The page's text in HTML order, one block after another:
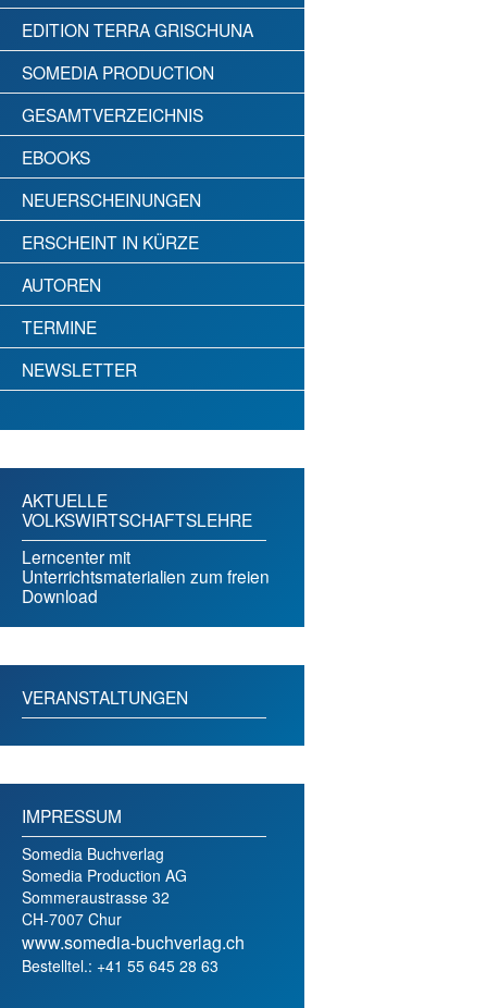
EDITION TERRA GRISCHUNA
SOMEDIA PRODUCTION
GESAMTVERZEICHNIS
EBOOKS
NEUERSCHEINUNGEN
ERSCHEINT IN KÜRZE
AUTOREN
TERMINE
NEWSLETTER
AKTUELLE
VOLKSWIRTSCHAFTSLEHRE
Lerncenter mit
Unterrichtsmaterialien zum freien
Download
VERANSTALTUNGEN
IMPRESSUM
Somedia Buchverlag
Somedia Production AG
Sommeraustrasse 32
CH-7007 Chur
www.somedia-buchverlag.ch
Bestelltel.: +41 55 645 28 63